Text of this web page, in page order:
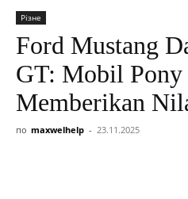
Різне
Ford Mustang
GT: Mobil Pony
Memberikan
по maxwelhelp - 23.11.2025